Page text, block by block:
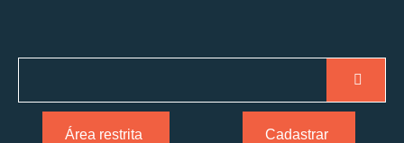
Área restrita Cadastrar